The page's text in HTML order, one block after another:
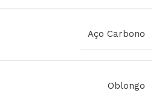
Aço Carbono
Oblongo